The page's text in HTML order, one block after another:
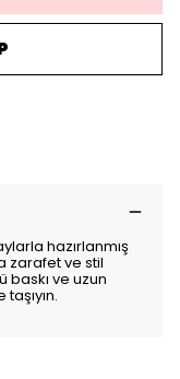
hazırlanmış
zarafet ve stil
baskı ve uzun